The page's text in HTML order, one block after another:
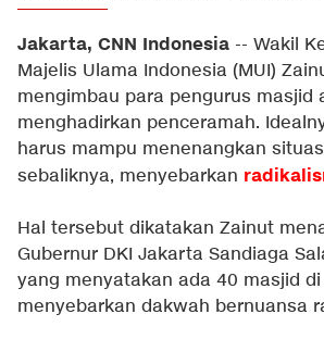
Jakarta, CNN Indonesia -- Wakil
Majelis Ulama Indonesia (MUI)
mengimbau para pengurus masjid
menghadirkan penceramah.
harus mampu menenangkan
sebaliknya, menyebarkan
Hal tersebut dikatakan Zainut
Gubernur DKI Jakarta Sandiaga
yang menyatakan ada 40 masjid
menyebarkan dakwah bernuansa